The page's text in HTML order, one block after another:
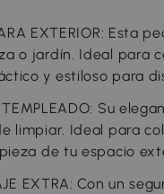
EXTERIOR:
o jardín. Ideal para
y estiloso para
TEMPLEADO: Su
limpiar. Ideal para
de tu espacio
EXTRA: Con un